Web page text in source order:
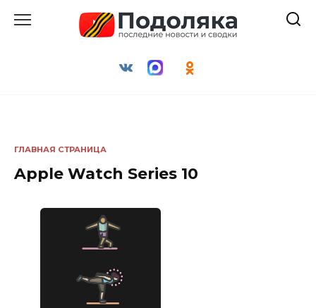
ГЛАВНАЯ СТРАНИЦА
Apple Watch Series 10